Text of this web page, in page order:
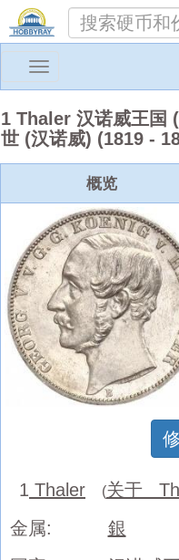
Toggle
1 Thaler 汉诺威王国
世 (汉诺威) (1819 -
概览
1 Thaler (关于
金属:
銀